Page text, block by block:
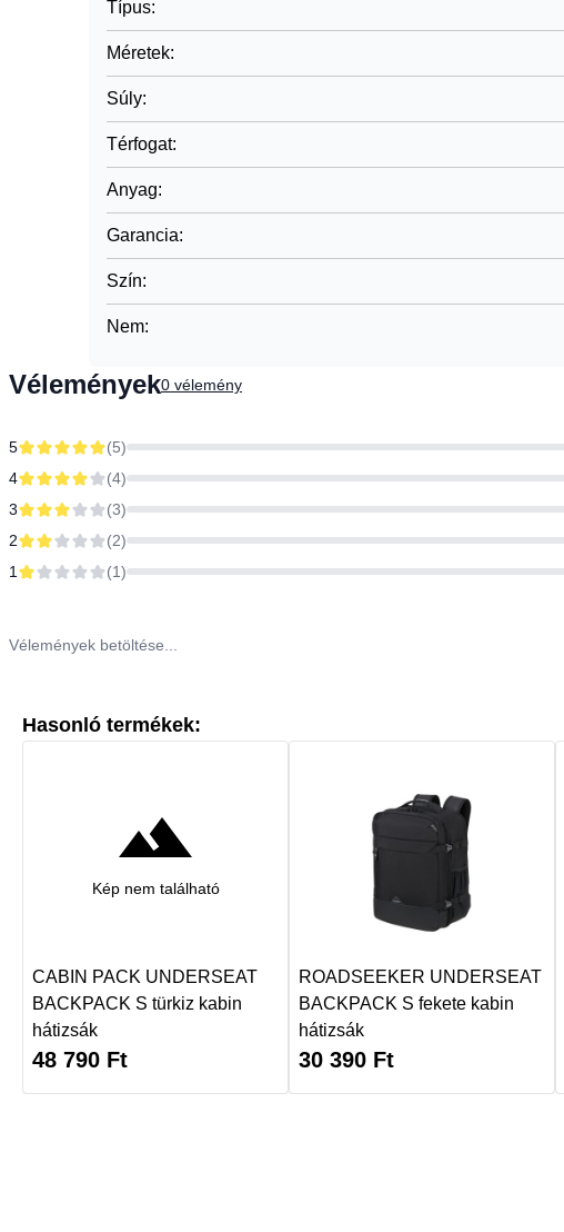
Típus:
Méretek:
Súly:
Térfogat:
Anyag:
Garancia:
Szín:
Nem:
Vélemények0 vélemény
5 (5)
4
(4)
3
(3)
2
(2)
1
(1)
Vélemények betöltése...
Hasonló termékek:
Kép nem található
CABIN PACK UNDERSEAT
BACKPACK S türkiz kabin
hátizsák
48 790 Ft
ROADSEEKER UNDERSEAT
BACKPACK S fekete kabin
hátizsák
30 390 Ft